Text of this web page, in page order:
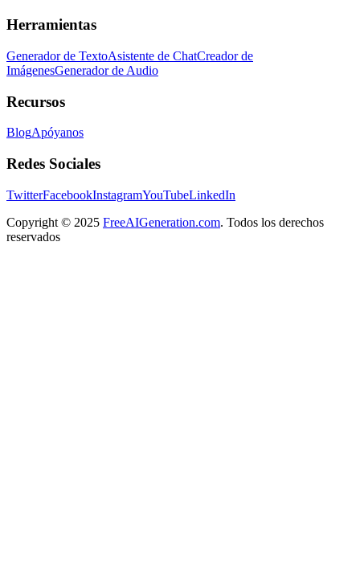
Herramientas
Generador de TextoAsistente de ChatCreador de
ImágenesGenerador de Audio
Recursos
BlogApóyanos
Redes Sociales
TwitterFacebookInstagramYouTubeLinkedIn
Copyright © 2025 FreeAIGeneration.com. Todos los derechos
reservados